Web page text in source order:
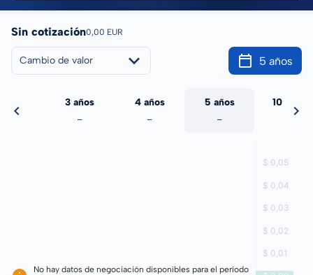
Sin cotización0,00 EUR
Cambio de valor 5 años
3 años
-
4 años
-
5 años
-
10 años
No hay datos de negociación disponibles para el período